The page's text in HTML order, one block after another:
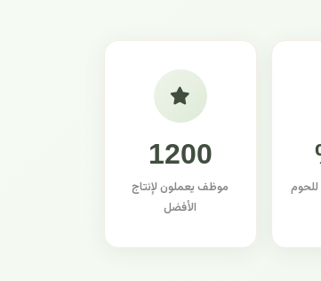
1200
موظف يعملون لإنتاج
الأفضل